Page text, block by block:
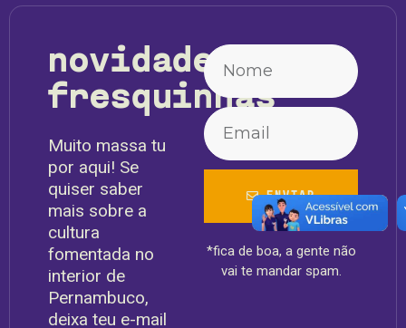
novidades
fresquinhas
Muito massa tu
por aqui! Se
quiser saber
mais sobre a
cultura
fomentada no
interior de
Pernambuco,
deixa teu e-mail
ENVIAR
*fica de boa, a gente não
vai te mandar spam.